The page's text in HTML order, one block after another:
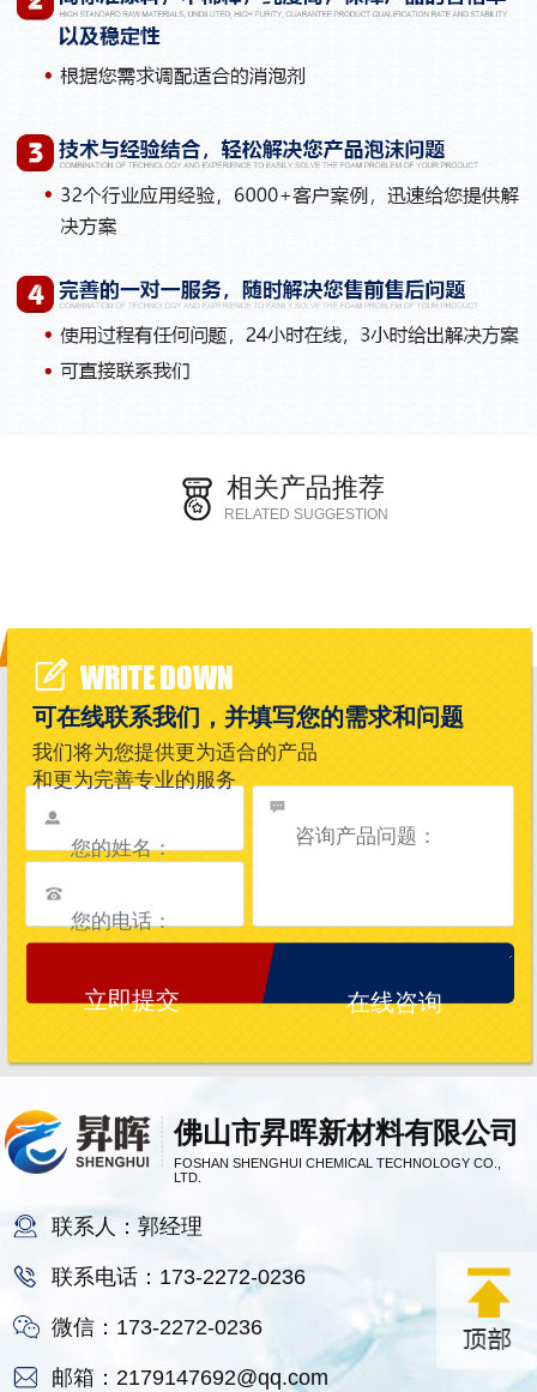
相关产品推荐
RELATED SUGGESTION
佛山市昇晖新材料有限公司
FOSHAN SHENGHUI CHEMICAL TECHNOLOGY CO.,
LTD.
联系人：郭经理
联系电话：173-2272-0236
微信：173-2272-0236
邮箱：2179147692@qq.com
WRITE DOWN
可在线联系我们，并填写您的需求和问题
我们将为您提供更为适合的产品
和更为完善专业的服务
在线咨询